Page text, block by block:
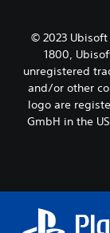
© 2023
1800,
unregistered
and/or other
logo are
GmbH in the